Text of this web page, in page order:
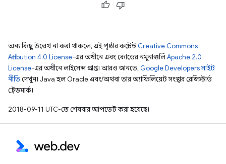
অন্য কিছু উল্লেখ না করা থাকলে, এই পৃষ্ঠার কন্টেন্ট Creative Commons
Attribution 4.0 License-এর অধীনে এবং কোডের নমুনাগুলিApache 2.0
License-এর অধীনে লাইসেন্স প্রাপ্ত। আরও জানতে, Google Developers সাইট
নীতিদেখুন। Java হল Oracle এবং/অথবা তার অ্যাফিলিয়েট সংস্থার রেজিস্টার্ড
ট্রেডমার্ক।
2018-09-11 UTC-তে শেষবার আপডেট করা হয়েছে।